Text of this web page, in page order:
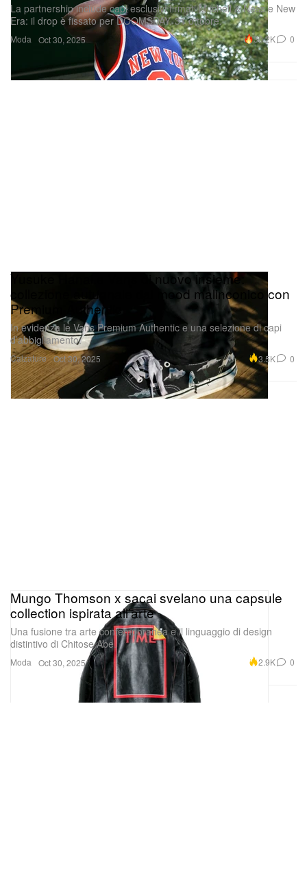
Moda
La partnership include capi esclusivi firmati Mitchell & Ness e New
Era: il drop è fissato per DOOMSDAY, 31 ottobre.
Oct 30, 2025 30.2K 0
Calzature
Yusuke Hanai e Vans di nuovo insieme:
collezione autunnale dal mood malinconico con
Premium Authentic
In evidenza le Vans Premium Authentic e una selezione di capi
d’abbigliamento.
Oct 30, 2025 3.5K 0
Moda
Mungo Thomson x sacai svelano una capsule
collection ispirata all’arte
Una fusione tra arte contemporanea e il linguaggio di design
distintivo di Chitose Abe.
Oct 30, 2025 2.9K 0